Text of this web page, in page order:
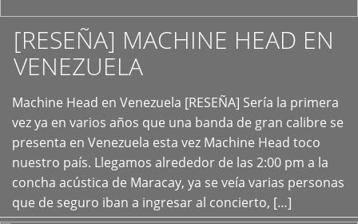
[RESEÑA] MACHINE HEAD EN
VENEZUELA
Machine Head en Venezuela [RESEÑA] Sería la primera
vez ya en varios años que una banda de gran calibre se
presenta en Venezuela esta vez Machine Head toco
nuestro país. Llegamos alrededor de las 2:00 pm a la
concha acústica de Maracay, ya se veía varias personas
que de seguro iban a ingresar al concierto, […]
+